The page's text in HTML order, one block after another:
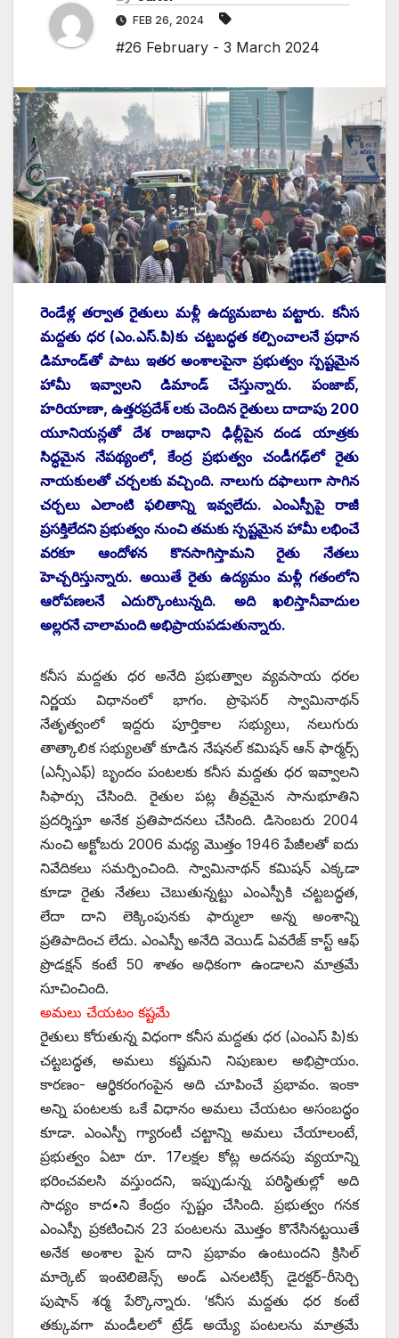
FEB 26, 2024
#26 February - 3 March 2024
రెండేళ్ల తర్వాత రైతులు మళ్లీ ఉద్యమబాట పట్టారు. కనీస
మద్దతు ధర (ఎం.ఎస్‌.‌పి)కు చట్టబద్ధత కల్పించాలనే ప్రధాన
డిమాండ్‌తో పాటు ఇతర అంశాలపైనా ప్రభుత్వం స్పష్టమైన
హామీ ఇవ్వాలని డిమాండ్‌ ‌చేస్తున్నారు. పంజాబ్‌,
‌హరియాణా, ఉత్తరప్రదేశ్‌ ‌లకు చెందిన రైతులు దాదాపు 200
యూనియన్లతో దేశ రాజధాని ఢిల్లీపైన దండ యాత్రకు
సిద్ధమైన నేపథ్యంలో, కేంద్ర ప్రభుత్వం చండీగఢ్‌లో రైతు
నాయకులతో చర్చలకు వచ్చింది. నాలుగు దఫాలుగా సాగిన
చర్చలు ఎలాంటి ఫలితాన్ని ఇవ్వలేదు. ఎంఎస్పీపై రాజీ
ప్రసక్తిలేదని ప్రభుత్వం నుంచి తమకు స్పష్టమైన హామీ లభించే
వరకూ ఆందోళన కొనసాగిస్తామని రైతు నేతలు
హెచ్చరిస్తున్నారు. అయితే రైతు ఉద్యమం మళ్లీ గతంలోని
ఆరోపణలనే ఎదుర్కొంటున్నది. అది ఖలిస్తానీవాదుల
అల్లరనే చాలామంది అభిప్రాయపడుతున్నారు.
కనీస మద్దతు ధర అనేది ప్రభుత్వాల వ్యవసాయ ధరల
నిర్ణయ విధానంలో భాగం. ప్రొఫెసర్‌ ‌స్వామినాథన్‌
‌నేతృత్వంలో ఇద్దరు పూర్తికాల సభ్యులు, నలుగురు
తాత్కాలిక సభ్యులతో కూడిన నేషనల్‌ ‌కమిషన్‌ ఆన్‌ ‌ఫార్మర్స్
(ఎన్సీఎఫ్‌) ‌బృందం పంటలకు కనీస మద్దతు ధర ఇవ్వాలని
సిఫార్సు చేసింది. రైతుల పట్ల తీవ్రమైన సానుభూతిని
ప్రదర్శిస్తూ అనేక ప్రతిపాదనలు చేసింది. డిసెంబరు 2004
నుంచి అక్టోబరు 2006 మధ్య మొత్తం 1946 పేజీలతో ఐదు
నివేదికలు సమర్పించింది. స్వామినాథన్‌ ‌కమిషన్‌ ఎక్కడా
కూడా రైతు నేతలు చెబుతున్నట్టు ఎంఎస్పీకి చట్టబద్ధత,
లేదా దాని లెక్కింపునకు ఫార్ములా అన్న అంశాన్ని
ప్రతిపాదించ లేదు. ఎంఎస్పీ అనేది వెయిడ్‌ ఏవరేజ్‌ ‌కాస్ట్ ఆఫ్‌
‌ప్రొడక్షన్‌ ‌కంటే 50 శాతం అధికంగా ఉండాలని మాత్రమే
సూచించింది.
అమలు చేయటం కష్టమే
రైతులు కోరుతున్న విధంగా కనీస మద్దతు ధర (ఎంఎస్‌ ‌పి)కు
చట్టబద్ధత, అమలు కష్టమని నిపుణుల అభిప్రాయం.
కారణం- ఆర్థికరంగంపైన అది చూపించే ప్రభావం. ఇంకా
అన్ని పంటలకు ఒకే విధానం అమలు చేయటం అసంబద్ధం
కూడా. ఎంఎస్పీ గ్యారంటీ చట్టాన్ని అమలు చేయాలంటే,
ప్రభుత్వం ఏటా రూ. 17లక్షల కోట్ల అదనపు వ్యయాన్ని
భరించవలసి వస్తుందని, ఇప్పుడున్న పరిస్థితుల్లో అది
సాధ్యం కాద•ని కేంద్రం స్పష్టం చేసింది. ప్రభుత్వం గనక
ఎంఎస్పీ ప్రకటించిన 23 పంటలను మొత్తం కొనేసినట్టయితే
అనేక అంశాల పైన దాని ప్రభావం ఉంటుందని క్రిసిల్‌
‌మార్కెట్‌ ఇం‌టెలిజెన్స్ అం‌డ్‌ ఎనలటిక్స్ ‌డైరక్టర్‌-‌రీసెర్చి
పుషాన్‌ ‌శర్మ పేర్కొన్నారు. ‘కనీస మద్దతు ధర కంటే
తక్కువగా మండీలలో ట్రేడ్‌ అయ్యే పంటలను మాత్రమే